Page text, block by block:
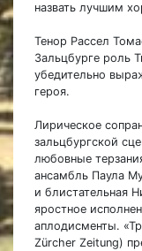
назвать лучшим
Тенор Рассел
Зальцбурге роль
убедительно
героя.
Лирическое
зальцбургской
любовные
ансамбль Паула
и блистательная
яростное
аплодисменты.
Zürcher Zeitung)